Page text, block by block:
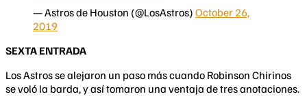
— Astros de Houston (@LosAstros) October 26,
2019
​​SEXTA ENTRADA
Los Astros se alejaron un paso más cuando Robinson Chirinos
se voló la barda, y así tomaron una ventaja de tres anotaciones.